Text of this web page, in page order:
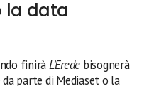
la data
finiràL’Erede bisognerà
parte di Mediaset o la